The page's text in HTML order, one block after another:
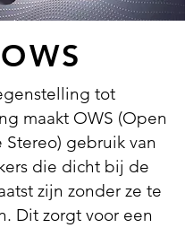
OWS
tot
maakt OWS (Open
Stereo) gebruik van
die dicht bij de
zijn zonder ze te
Dit zorgt voor een